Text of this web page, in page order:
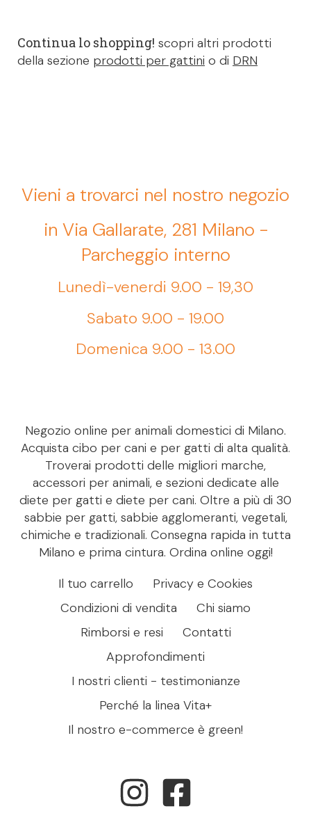
Continua lo shopping! scopri altri prodotti
della sezione prodotti per gattini o di DRN
Vieni a trovarci nel nostro negozio
in Via Gallarate, 281 Milano -
Parcheggio interno
Lunedì-venerdi 9.00 - 19,30
Sabato 9.00 - 19.00
Domenica 9.00 - 13.00
Negozio online per animali domestici di Milano.
Acquista cibo per cani e per gatti di alta qualità.
Troverai prodotti delle migliori marche,
accessori per animali, e sezioni dedicate alle
diete per gatti e diete per cani. Oltre a più di 30
sabbie per gatti, sabbie agglomeranti, vegetali,
chimiche e tradizionali. Consegna rapida in tutta
Milano e prima cintura. Ordina online oggi!
Il tuo carrello
Privacy e Cookies
Condizioni di vendita
Chi siamo
Rimborsi e resi
Contatti
Approfondimenti
I nostri clienti - testimonianze
Perché la linea Vita+
Il nostro e-commerce è green!